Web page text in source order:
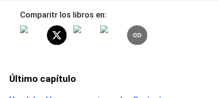
Comparitr los libros en:
Último capítulo